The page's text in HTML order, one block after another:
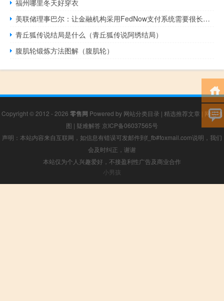
福州哪里冬天好穿衣
美联储理事巴尔：让金融机构采用FedNow支付系统需要很长时间
青丘狐传说结局是什么（青丘狐传说阿绣结局）
腹肌轮锻炼方法图解（腹肌轮）
Copyright © 2012 - 2026 零售网 Powered by 网站分类目录 | 精选推荐文章 | 网站地
图 | 疑难解答 京ICP备06037565号
声明：本站内容来自互联网，如信息有错误可发邮件到f_fb#foxmail.com说明，我们
会及时纠正，谢谢
本站仅为个人兴趣爱好，不接盈利性广告及商业合作
小男孩